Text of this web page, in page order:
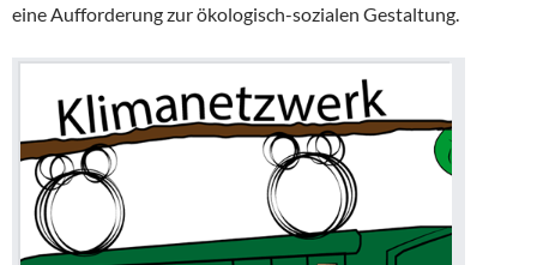
eine Aufforderung zur ökologisch-sozialen Gestaltung.